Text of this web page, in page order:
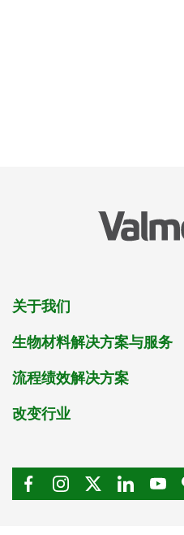
关于我们
生物材料解决方案与服务
流程绩效解决方案
改变行业